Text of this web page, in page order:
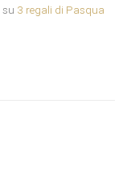
su 3 regali di Pasqua